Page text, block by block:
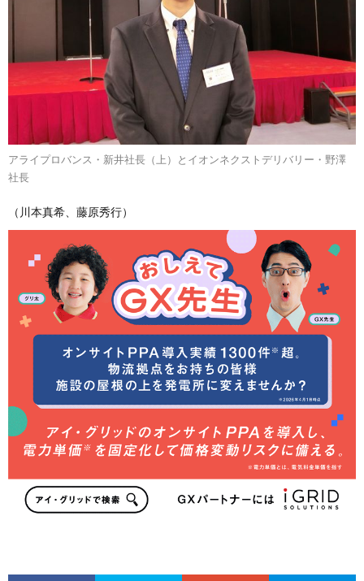
アライプロバンス・新井社長（上）とイオンネクストデリバリー・野澤
社長
（川本真希、藤原秀行）